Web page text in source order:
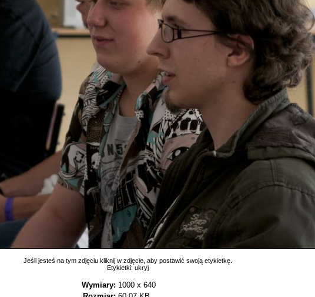
Jeśli jesteś na tym zdjęciu kliknij w zdjęcie, aby postawić swoją etykietkę.
Etykietki: ukryj
Wymiary: 1000 x 640